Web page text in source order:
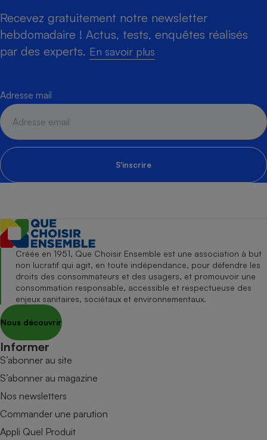
Recevez gratuitement notre newsletter
hebdomadaire ! Actus, tests, enquêtes réalisés
par des experts. En savoir plus
Adresse mail
S'inscrire
Créée en 1951, Que Choisir Ensemble est une association à but
non lucratif qui agit, en toute indépendance, pour défendre les
droits des consommateurs et des usagers, et promouvoir une
consommation responsable, accessible et respectueuse des
enjeux sanitaires, sociétaux et environnementaux.
Nous découvrir
Informer
S’abonner au site
S’abonner au magazine
Nos newsletters
Commander une parution
Appli Quel Produit